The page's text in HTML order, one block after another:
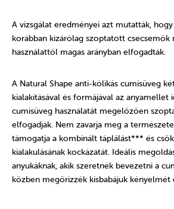
A vizsgálat eredményei azt mutatták,
korábban kizárólag szoptatott csecsemők
használattól magas arányban elfogadták.
A Natural Shape anti-kólikás cumisüveg
kialakításával és formájával az anyamellet
cumisüveg használatát megelőzően
elfogadják. Nem zavarja meg a
támogatja a kombinált táplálást*** és
kialakulásának kockázatát. Ideális
anyukáknak, akik szeretnék bevezetni a
közben megőrizzék kisbabájuk kényelmét